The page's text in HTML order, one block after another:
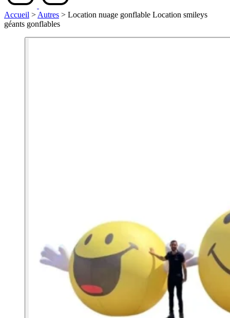
Accueil > Autres > Location nuage gonflable Location smileys
géants gonflables